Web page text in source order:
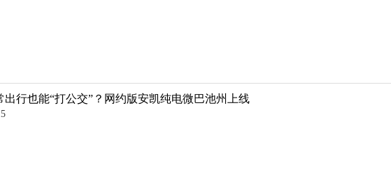
出行也能“打公交”？网约版安凯纯电微巴池州上线